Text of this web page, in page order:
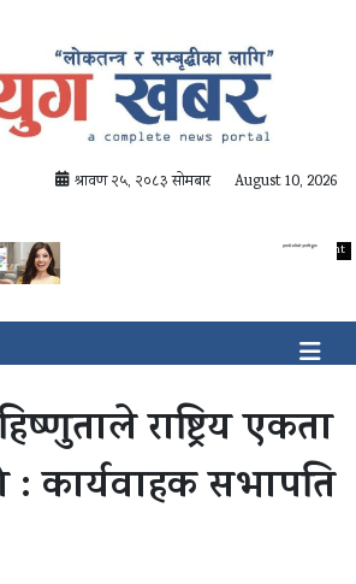
श्रावण २५, २०८३ सोमबार August 10, 2026
राष्ट्रिय एकता
कार्यवाहक सभापति